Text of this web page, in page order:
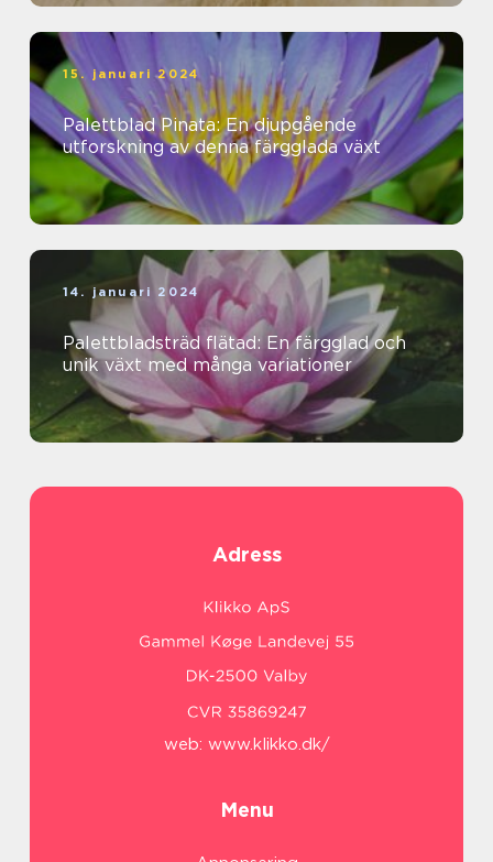
15. januari 2024
Palettblad Pinata: En djupgående
utforskning av denna färgglada växt
14. januari 2024
Palettbladsträd flätad: En färgglad och
unik växt med många variationer
Adress
web: www.klikko.dk/
Menu